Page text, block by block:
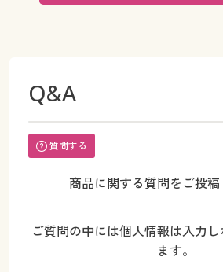
Q&A
質問する
商品に関する質問をご投稿
ご質問の中には個人情報は入力
ます。